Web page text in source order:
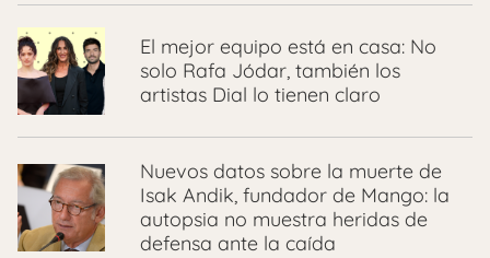
El mejor equipo está en casa: No
solo Rafa Jódar, también los
artistas Dial lo tienen claro
Nuevos datos sobre la muerte de
Isak Andik, fundador de Mango: la
autopsia no muestra heridas de
defensa ante la caída